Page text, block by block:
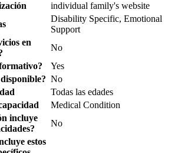
individual family's website
Disability Specific, Emotional
Support
en
No
Yes
No
Todas las edades
Medical Condition
incluye
No
estos